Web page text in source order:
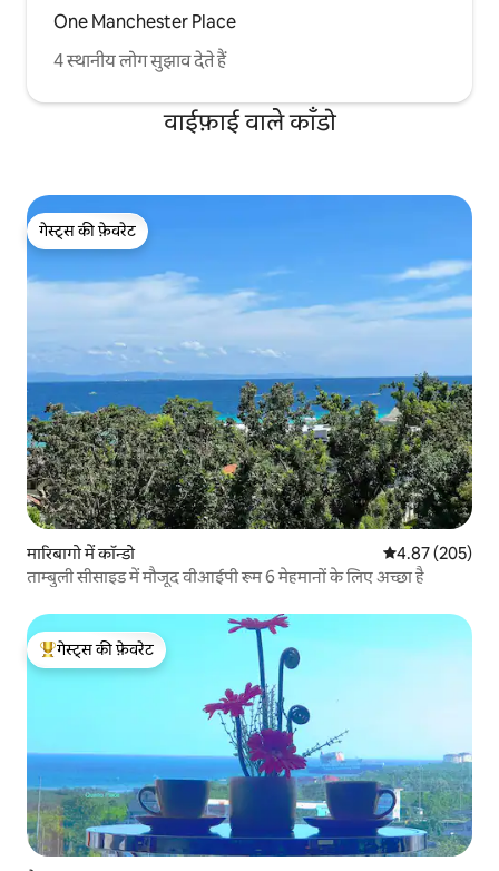
One Manchester Place
4 स्थानीय लोग सुझाव देते हैं
वाईफ़ाई वाले काँडो
गेस्ट्स की फ़ेवरेट
गेस्ट्स की फ़ेवरेट
मारिबागो में कॉन्डो औसत रेटिंग 5 में से
4.87 (205)
ताम्बुली सीसाइड में मौजूद वीआईपी रूम 6 मेहमानों के लिए अच्छा है
गेस्ट्स का टॉप फ़ेवरेट
गेस्ट्स की फ़ेवरेट